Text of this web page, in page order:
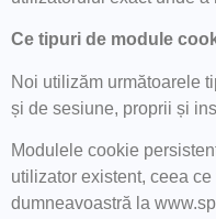
Ce tipuri de module
Noi utilizăm următoarele
și de sesiune, proprii și
Modulele cookie
utilizator existent, ceea
dumneavoastră la